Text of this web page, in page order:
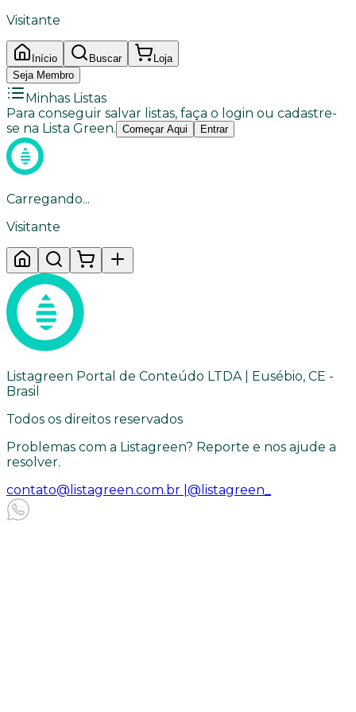
Visitante
Início Buscar
Loja
Seja Membro
Minhas Listas
Para conseguir salvar listas, faça o login ou cadastre-
se na Lista Green. Começar Aqui Entrar
Carregando...
Visitante
Listagreen Portal de Conteúdo LTDA | Eusébio, CE -
Brasil
Todos os direitos reservados
Problemas com a Listagreen? Reporte e nos ajude a
resolver.
contato@listagreen.com.br | @listagreen_